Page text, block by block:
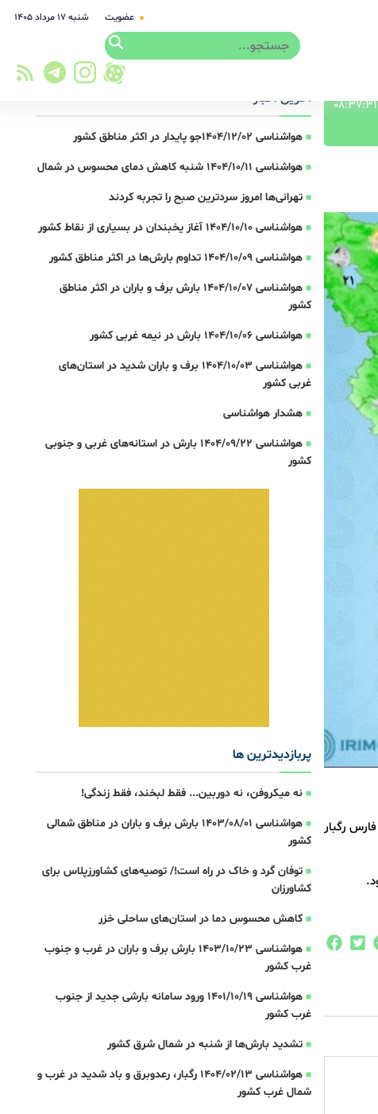
عضویت شنبه ۱۷ مرداد ۱۴۰۵
رگبار
آخرین اخبار
هواشناسی 1404/12/02جو پایدار در اکثر مناطق کشور
هواشناسی 1404/10/11 شنبه کاهش دمای محسوس در شمال
تهرانی‌ها امروز سردترین صبح را تجربه کردند
هواشناسی 1404/10/10 آغاز یخبندان در بسیاری از نقاط کشور
هواشناسی 1404/10/09 تداوم بارش‌ها در اکثر مناطق کشور
هواشناسی 1404/10/07 بارش برف و باران در اکثر مناطق
کشور
هواشناسی 1404/10/06 بارش در نیمه غربی کشور
هواشناسی 1404/10/03 برف و باران شدید در استان‌های
غربی کشور
هشدار هواشناسی
هواشناسی 1404/09/22 بارش در استانه‌های غربی و جنوبی
کشور
پربازدیدترین ها
نه میکروفن، نه دوربین... فقط لبخند، فقط زندگی!
هواشناسی 1403/08/01 بارش برف و باران در مناطق شمالی
کشور
توفان گرد و خاک در راه است!/ توصیه‌های کشاورزپلاس برای
کشاورزان
کاهش محسوس دما در استان‌های ساحلی خزر
هواشناسی 1403/10/23 بارش برف و باران در غرب و جنوب
غرب کشور
هواشناسی 1401/10/19 ورود سامانه بارشی جدید از جنوب
غرب کشور
تشدید بارش‌ها از شنبه در شمال شرق کشور
هواشناسی 1404/02/13 رگبار، رعدوبرق و باد شدید در غرب و
شمال غرب کشور